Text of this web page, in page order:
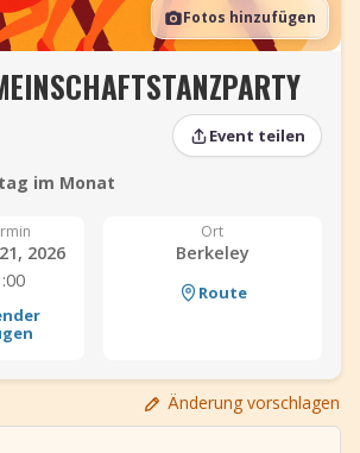
Fotos hinzufügen
Event teilen
im Monat
2026
Ort
Berkeley
Route
Änderung vorschlagen